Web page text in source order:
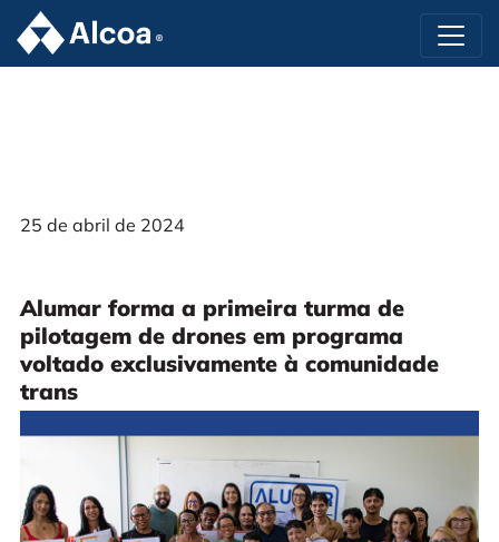
25 de abril de 2024
Alumar forma a primeira turma de
pilotagem de drones em programa
voltado exclusivamente à comunidade
trans